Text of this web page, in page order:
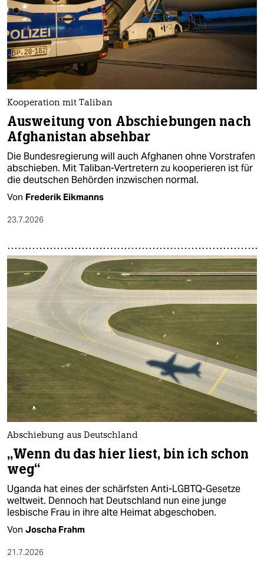
Kooperation mit Taliban
Ausweitung von Abschiebungen nach
Afghanistan absehbar
Die Bundesregierung will auch Afghanen ohne Vorstrafen
abschieben. Mit Taliban-Vertretern zu kooperieren ist für
die deutschen Behörden inzwischen normal.
Von Frederik Eikmanns
23.7.2026
Abschiebung aus Deutschland
„Wenn du das hier liest, bin ich schon
weg“
Uganda hat eines der schärfsten Anti-LGBTQ-Gesetze
weltweit. Dennoch hat Deutschland nun eine junge
lesbische Frau in ihre alte Heimat abgeschoben.
Von Joscha Frahm
21.7.2026